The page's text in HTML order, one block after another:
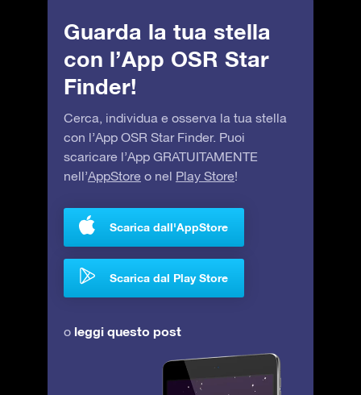
Guarda la tua stella
con l’App OSR Star
Finder!
Cerca, individua e osserva la tua stella
con l’App OSR Star Finder. Puoi
scaricare l’App GRATUITAMENTE
nell’AppStore o nel Play Store!
Scarica dall'AppStore
Scarica dal Play Store
o leggi questo post